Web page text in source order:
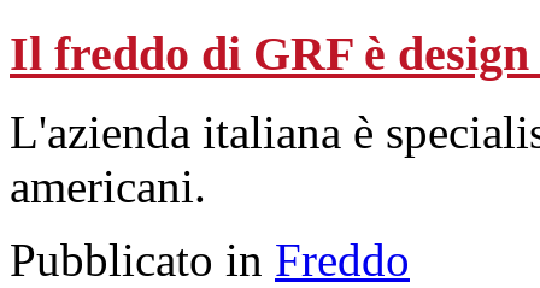
Il freddo di GRF è design
L'azienda italiana è
americani.
Pubblicato in Freddo